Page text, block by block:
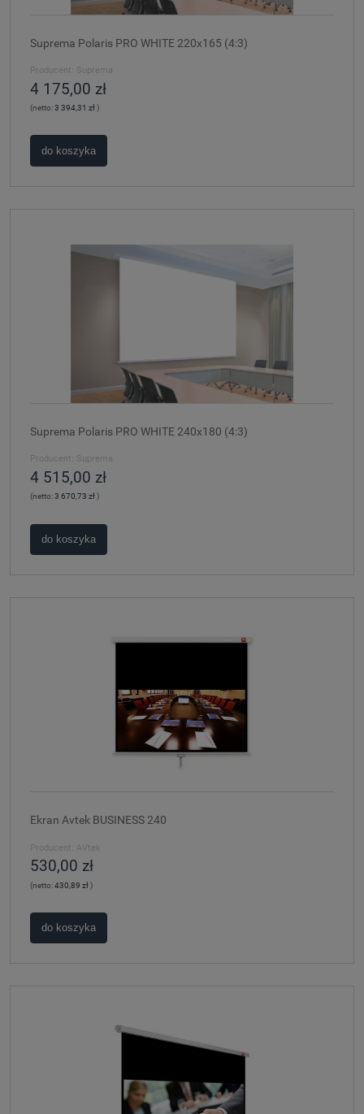
Suprema Polaris PRO WHITE 220x165 (4:3)
Producent: Suprema
4 175,00 zł
(netto:3 394,31 zł)
do koszyka
Suprema Polaris PRO WHITE 240x180 (4:3)
Producent: Suprema
4 515,00 zł
(netto:3 670,73 zł )
do koszyka
Ekran Avtek BUSINESS 240
Producent: AVtek
530,00 zł
(netto:430,89 zł)
do koszyka